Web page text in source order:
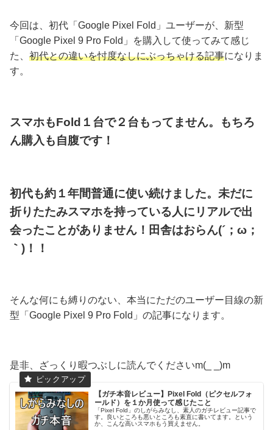
今回は、初代「Google Pixel Fold」ユーザーが、新型
「Google Pixel 9 Pro Fold」を購入して使ってみて感じ
た、 初代との違いを忖度なしにぶっちゃける記事になりま
す。
スマホもFold１台で２台もってません。もちろ
ん購入も自腹です！
初代も約１年間普通に使い続けました。未だに
折りたたみスマホを持っている人にリアルで出
会ったことがありません！ 田舎はおらん(´；ω；
｀)！！
そんな何にも縛りのない、本当にただのユーザー目線の新
型「Google Pixel 9 Pro Fold」の記事になります。
是非、ざっくり暇つぶしに読んでくださいm(_ _)m
【ガチ本音レビュー】Pixel Fold（ピクセルフォ
ールド）を１か月使って感じたこと
「Pixel Fold」のしがらみなし、素人のガチレビュー記事で
す。良いところも悪いところも素直に書いてます。という
か、こんな高いスマホもう買えません。